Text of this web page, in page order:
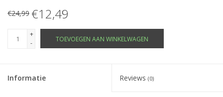
€24,99 €12,49
+
-
TOEVOEGEN AAN WINKELWAGEN
Informatie Reviews (0)